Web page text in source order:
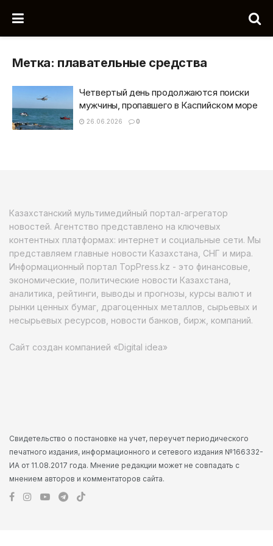
Метка: плавательные средства
Четвертый день продолжаются поиски
мужчины, пропавшего в Каспийском море
26.06.2026 0
Казахстанский мультимедийный портал-агрегатор
новостей. Агентство представлено на ключевых
контентных платформах: интернет и социальные сети. Мы
представляем главные новости Казахстана, СНГ и мира.
Информационный портал TopPress.kz - это финансовые,
экономические, политические новости Казахстана,
аналитика, рейтинги, выводы и прогнозы, курсы валют и
рынки ценных бумаг, драгоценных металлов, сырьевых и
несырьевых ресурсов, новости банков, бирж, компаний.
Сайт создан компанией «Digital idea»
Свидетельство о постановке на учет, переучет периодического
печатного издания, информационного и сетевого издания №166332-
ИА от 11.08.2017 года. Мнение редакции может не совпадать с
мнением авторов и комментаторов сайта.